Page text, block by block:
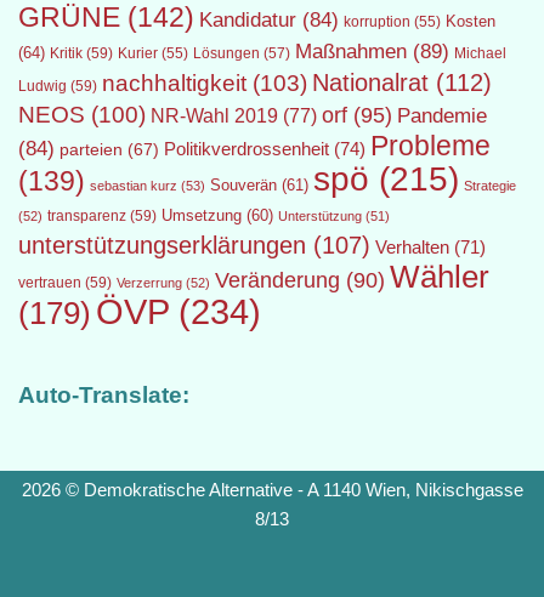
GRÜNE (142) Kandidatur (84) korruption (55) Kosten
(64) Kritik (59) Kurier (55) Lösungen (57) Maßnahmen (89) Michael
Ludwig (59) nachhaltigkeit (103) Nationalrat (112)
NEOS (100) NR-Wahl 2019 (77) orf (95) Pandemie
(84) parteien (67) Politikverdrossenheit (74) Probleme
(139) sebastian kurz (53) Souverän (61) spö (215) Strategie
(52) transparenz (59) Umsetzung (60) Unterstützung (51)
unterstützungserklärungen (107) Verhalten (71)
vertrauen (59) Verzerrung (52) Veränderung (90) Wähler
(179) ÖVP (234)
Auto-Translate:
2026 © Demokratische Alternative - A 1140 Wien, Nikischgasse
8/13